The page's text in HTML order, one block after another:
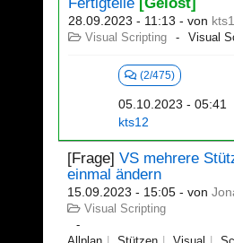
28.09.2023 - 11:13 - von
Visual Scripting Visual
(2/475)
05.10.2023 - 05:41
kts12
[Frage] VS mehrere
einmal ändern
15.09.2023 - 15:05 - von
Visual Scripting